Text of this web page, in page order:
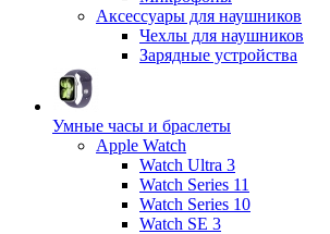
Аксессуары для наушников
Чехлы для наушников
Зарядные устройства
Умные часы и браслеты
Apple Watch
Watch Ultra 3
Watch Series 11
Watch Series 10
Watch SE 3